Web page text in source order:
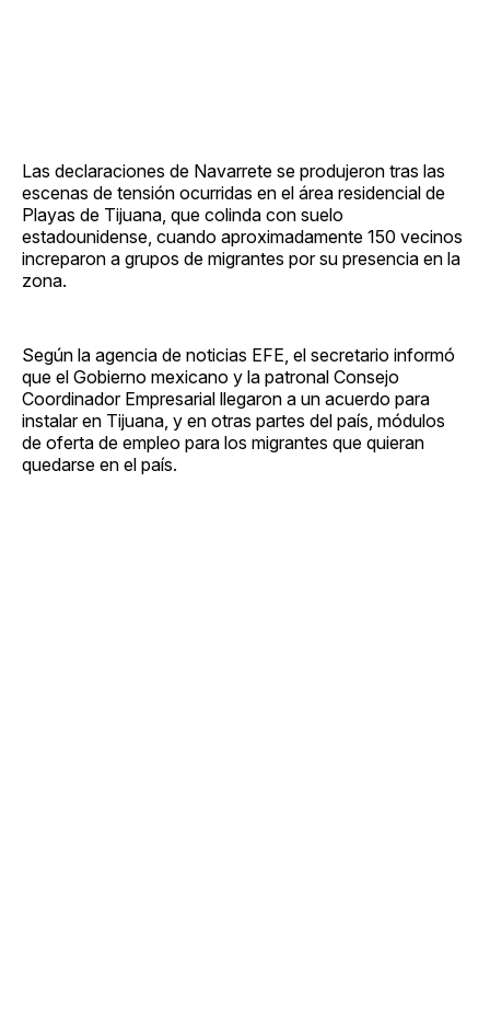
Las declaraciones de Navarrete se produjeron tras las
escenas de tensión ocurridas en el área residencial de
Playas de Tijuana, que colinda con suelo
estadounidense, cuando aproximadamente 150 vecinos
increparon a grupos de migrantes por su presencia en la
zona.
Según la agencia de noticias EFE, el secretario informó
que el Gobierno mexicano y la patronal Consejo
Coordinador Empresarial llegaron a un acuerdo para
instalar en Tijuana, y en otras partes del país, módulos
de oferta de empleo para los migrantes que quieran
quedarse en el país.